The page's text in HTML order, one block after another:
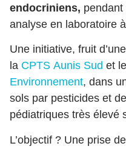
endocriniens,
analyse en laboratoire
Une initiative, fruit
la CPTS Aunis Sud et le
Environnement, dans
sols par pesticides et
pédiatriques très élevé
L’objectif ? Une prise